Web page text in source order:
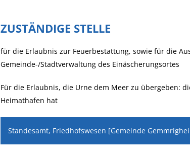
ZUSTÄNDIGE STELLE
für die Erlaubnis zur Feuerbestattung, sowie für die
Gemeinde-/Stadtverwaltung des Einäscherungsortes
Für die Erlaubnis, die Urne dem Meer zu übergeben:
Heimathafen hat
Standesamt, Friedhofswesen [Gemeinde